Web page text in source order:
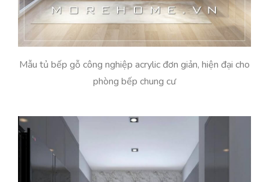
Mẫu tủ bếp gỗ công nghiệp acrylic đơn giản, hiện đại cho
phòng bếp chung cư